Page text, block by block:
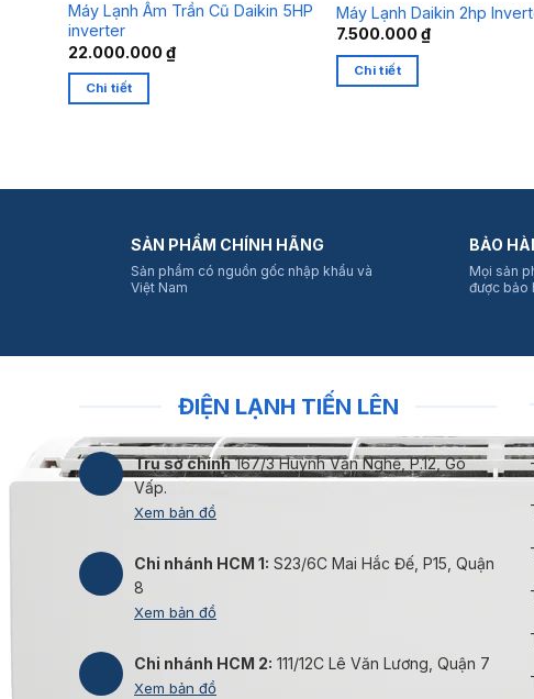
Máy Lạnh Âm Trần Cũ Daikin 5HP
inverter
22.000.000₫
Chi tiết
Máy Lạnh Daikin 2hp
7.500.000₫
Chi tiết
SẢN PHẨM CHÍNH HÃNG
Sản phẩm có nguồn gốc nhập khẩu và
Việt Nam
BẢO
Mọi sản
được bảo
ĐIỆN LẠNH TIẾN LÊN
Trụ sở chính167/3 Huỳnh Văn Nghệ, P.12, Gò
Vấp.
Xem bản đồ
Chi nhánh HCM 1: S23/6C Mai Hắc Đế, P15, Quận
8
Xem bản đồ
Chi nhánh HCM 2: 111/12C Lê Văn Lương, Quận 7
Xem bản đồ